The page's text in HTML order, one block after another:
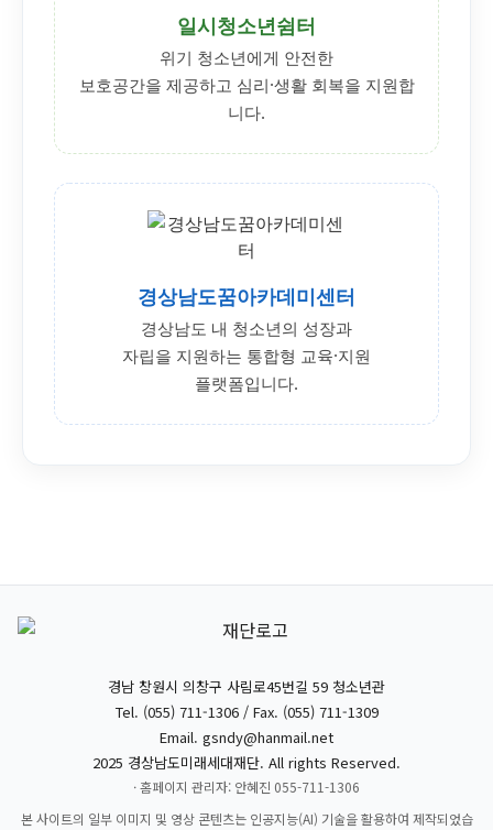
일시청소년쉼터
위기 청소년에게 안전한
보호공간을 제공하고 심리·생활 회복을 지원합
니다.
경상남도꿈아카데미센터
경상남도 내 청소년의 성장과
자립을 지원하는 통합형 교육·지원
플랫폼입니다.
경남 창원시 의창구 사림로45번길 59 청소년관
Tel. (055) 711-1306 / Fax. (055) 711-1309
Email. gsndy@hanmail.net
2025 경상남도미래세대재단. All rights Reserved.
· 홈페이지 관리자: 안혜진 055-711-1306
본 사이트의 일부 이미지 및 영상 콘텐츠는 인공지능(AI) 기술을 활용하여 제작되었습